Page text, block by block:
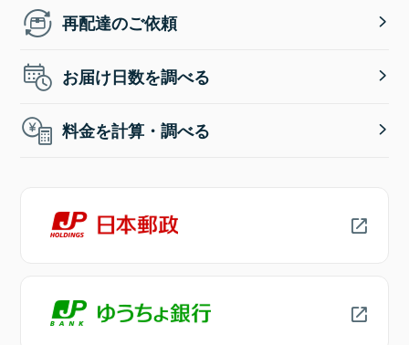
再配達のご依頼
お届け日数を調べる
料金を計算・調べる